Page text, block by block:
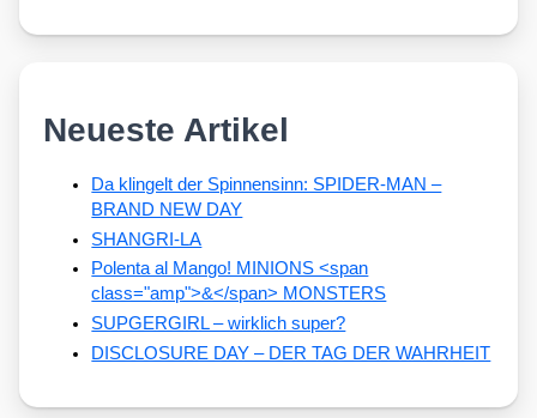
Neueste Artikel
Da klingelt der Spinnensinn: SPIDER-MAN –
BRAND NEW DAY
SHANGRI-LA
Polenta al Mango! MINIONS <span
class="amp">&</span> MONSTERS
SUPGERGIRL – wirklich super?
DISCLOSURE DAY – DER TAG DER WAHRHEIT